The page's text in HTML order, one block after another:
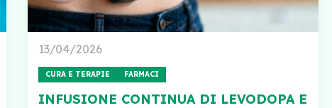
13/04/2026
CURA E TERAPIE FARMACI
INFUSIONE CONTINUA DI LEVODOPA E